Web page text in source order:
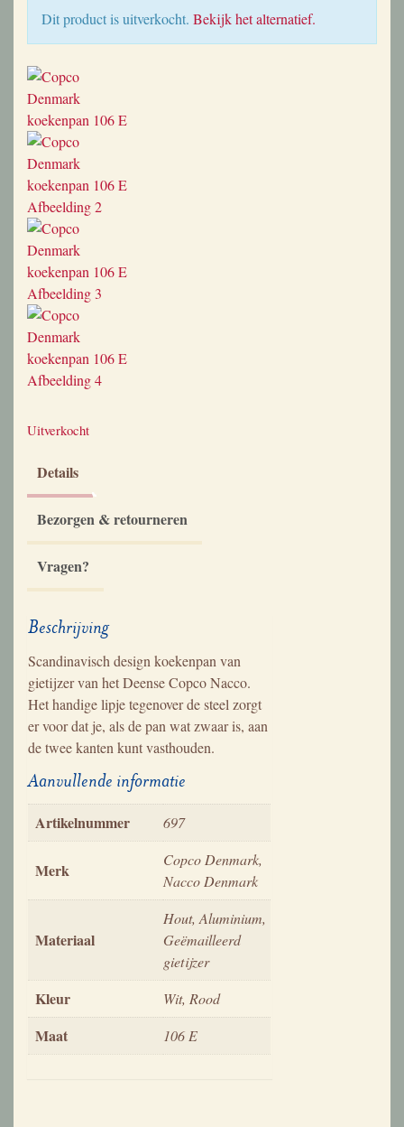
Dit product is uitverkocht. Bekijk het alternatief.
Uitverkocht
Details
Bezorgen & retourneren
Vragen?
Beschrijving
Scandinavisch design koekenpan van
gietijzer van het Deense Copco Nacco.
Het handige lipje tegenover de steel zorgt
er voor dat je, als de pan wat zwaar is, aan
de twee kanten kunt vasthouden.
Aanvullende informatie
Artikelnummer 697
Merk
Copco Denmark,
Nacco Denmark
Materiaal
Hout, Aluminium,
Geëmailleerd
gietijzer
Kleur Wit, Rood
Maat 106 E